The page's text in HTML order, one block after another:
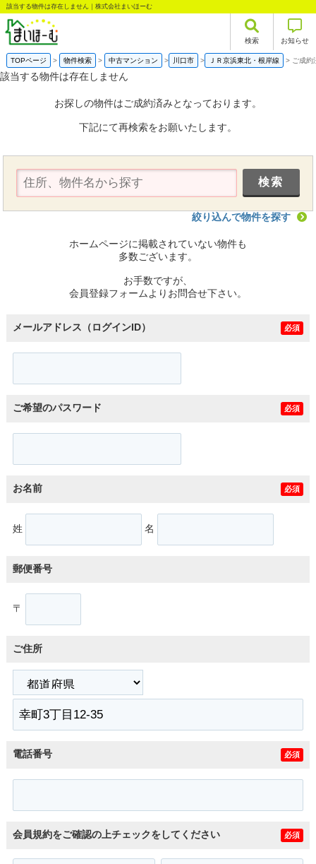
該当する物件は存在しません｜株式会社まいほーむ
検索 お知らせ
TOPページ 物件検索 中古マンション 川口市 ＪＲ京浜東北・根岸線 ご成約
該当する物件は存在しません
お探しの物件はご成約済みとなっております。
下記にて再検索をお願いたします。
絞り込んで物件を探す
ホームページに掲載されていない物件も
多数ございます。
お手数ですが、
会員登録フォームよりお問合せ下さい。
メールアドレス（ログインID） 必須
ご希望のパスワード 必須
お名前 必須
姓 名
郵便番号
〒
ご住所
電話番号 必須
会員規約をご確認の上チェックをしてください 必須